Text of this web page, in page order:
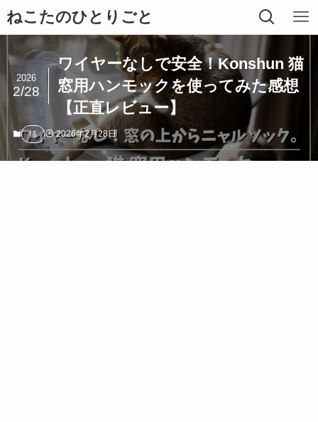
ねこたのひとりごと
ワイヤーなしで安全！Konshun 猫
窓用ハンモックを使ってみた感想
【正直レビュー】
2026
2/28
猫 2026年2月28日